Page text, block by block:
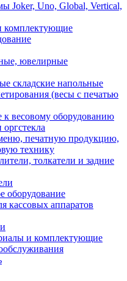
Joker, Uno, Global, Vertical,
комплектующие
ювелирные
складские напольные
(весы с печатью
весовому оборудованию
печатную продукцию,
технику
толкатели и задние
оборудование
кассовых аппаратов
и комплектующие